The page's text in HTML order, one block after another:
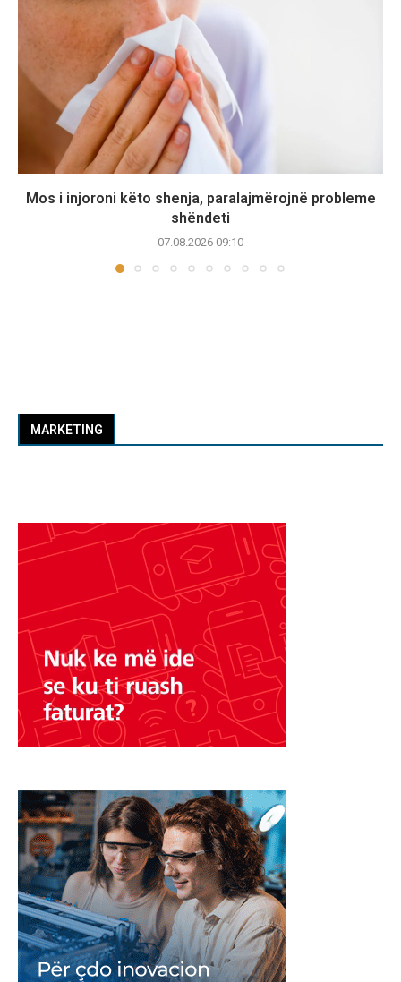
Mos i injoroni këto shenja, paralajmërojnë probleme
shëndeti
07.08.2026 09:10
MARKETING